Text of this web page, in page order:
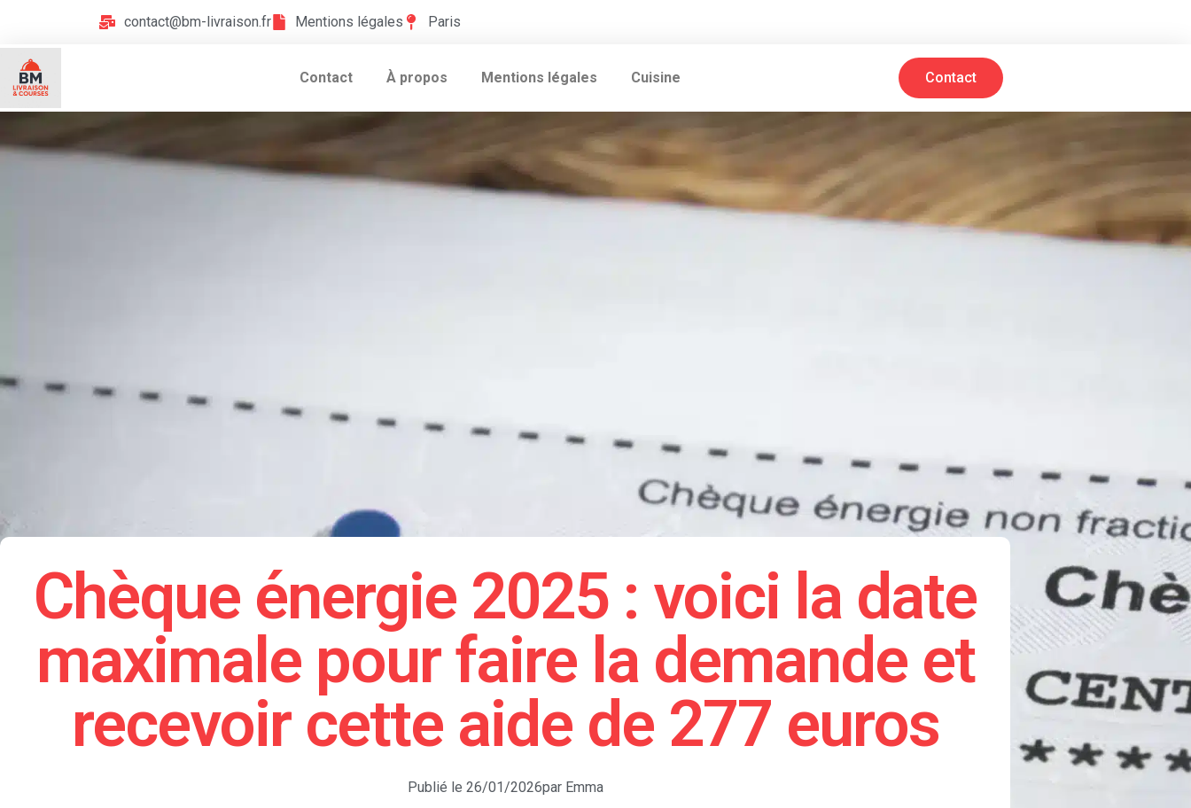
contact@bm-livraison.fr Mentions légales Paris
Contact À propos Mentions légales Cuisine Contact
Chèque énergie 2025 : voici la date
maximale pour faire la demande et
recevoir cette aide de 277 euros
Publié le 26/01/2026parEmma